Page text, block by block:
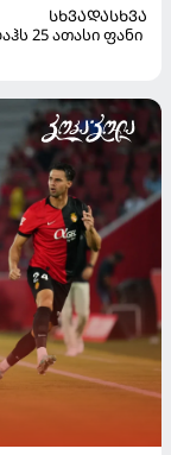
ᲡᲮᲕᲐᲓᲐᲡᲮᲕᲐ
25 ათასი ფანი